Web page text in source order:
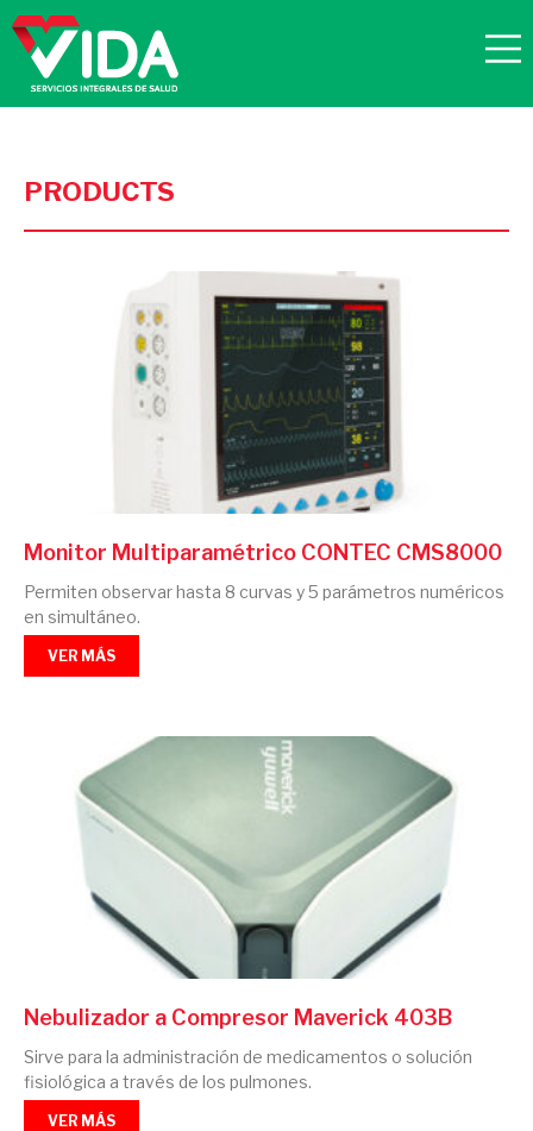
PRODUCTS
Monitor Multiparamétrico CONTEC CMS8000
Permiten observar hasta 8 curvas y 5 parámetros numéricos
en simultáneo.
VER MÁS
Nebulizador a Compresor Maverick 403B
Sirve para la administración de medicamentos o solución
fisiológica a través de los pulmones.
VER MÁS